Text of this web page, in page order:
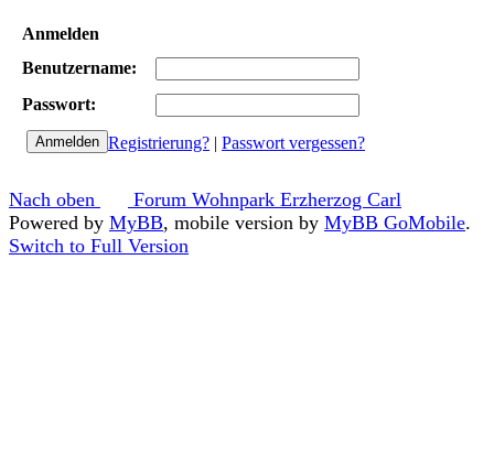
Anmelden
Benutzername:
Passwort:
Registrierung? | Passwort vergessen?
Nach oben
Forum Wohnpark Erzherzog Carl
Powered by MyBB, mobile version by MyBB GoMobile.
Switch to Full Version